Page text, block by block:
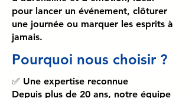
pour lancer un événement, clôturer
une journée ou marquer les esprits à
jamais.
Pourquoi nous choisir ?
✅ Une expertise reconnue
Depuis plus de 20 ans, notre équipe